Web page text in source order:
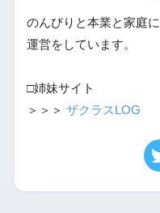
のんびりと本業と家庭
運営をしています。
□姉妹サイト
＞＞＞ ザクラスLOG